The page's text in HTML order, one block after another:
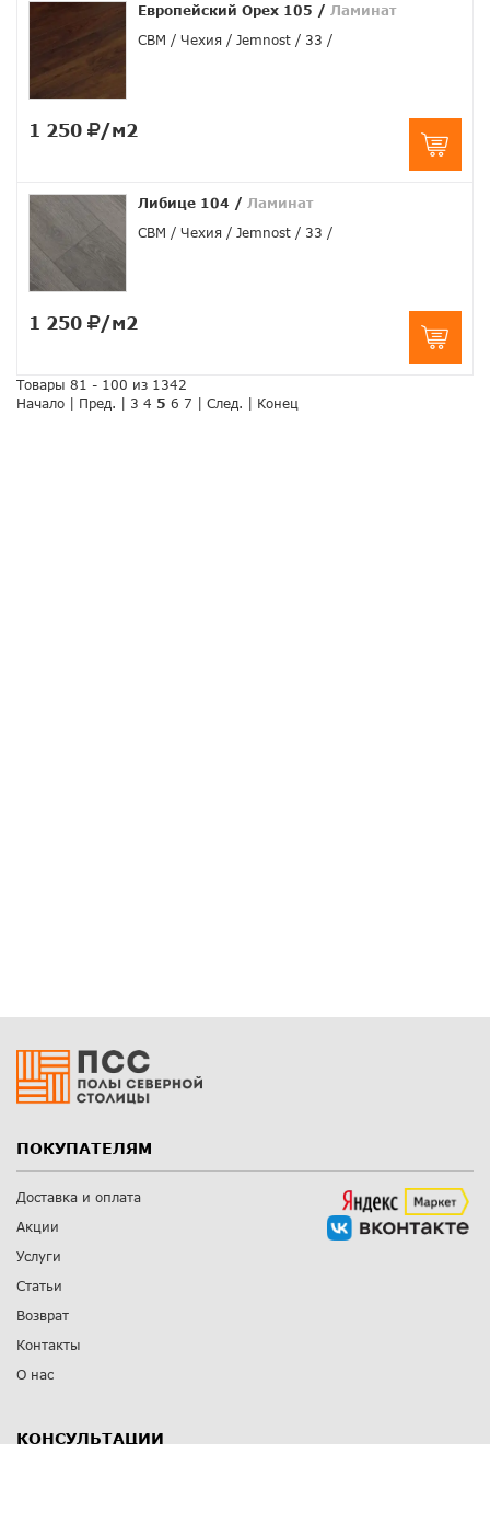
Европейский Орех 105 / Ламинат
CBM
Чехия Jemnost 33
1 250 /м2
Либице 104 / Ламинат
CBM
Чехия Jemnost 33
1 250 /м2
Товары 81 - 100 из 1342
Начало
Пред. 3 4 5 6 7 След. Конец
ПОКУПАТЕЛЯМ
Доставка и оплата
Акции
Услуги
Статьи
Возврат
Контакты
О нас
КОНСУЛЬТАЦИИ